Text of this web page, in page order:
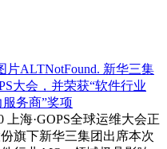
新华三集
大会，并荣获“软件行业
务商”奖项
上海·GOPS全球运维大会正
旗下新华三集团出席本次